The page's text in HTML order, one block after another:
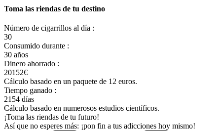
Toma las riendas de tu destino
Número de cigarrillos al día :
30
Consumido durante :
30 años
Dinero ahorrado :
20152€
Cálculo basado en un paquete de 12 euros.
Tiempo ganado :
2154 días
Cálculo basado en numerosos estudios científicos.
¡Toma las riendas de tu futuro!
Así que no esperes más: ¡pon fin a tus adicciones hoy mismo!